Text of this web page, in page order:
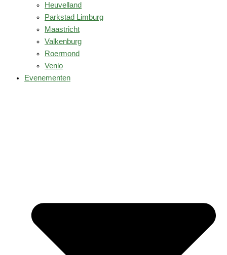
Heuvelland
Parkstad Limburg
Maastricht
Valkenburg
Roermond
Venlo
Evenementen